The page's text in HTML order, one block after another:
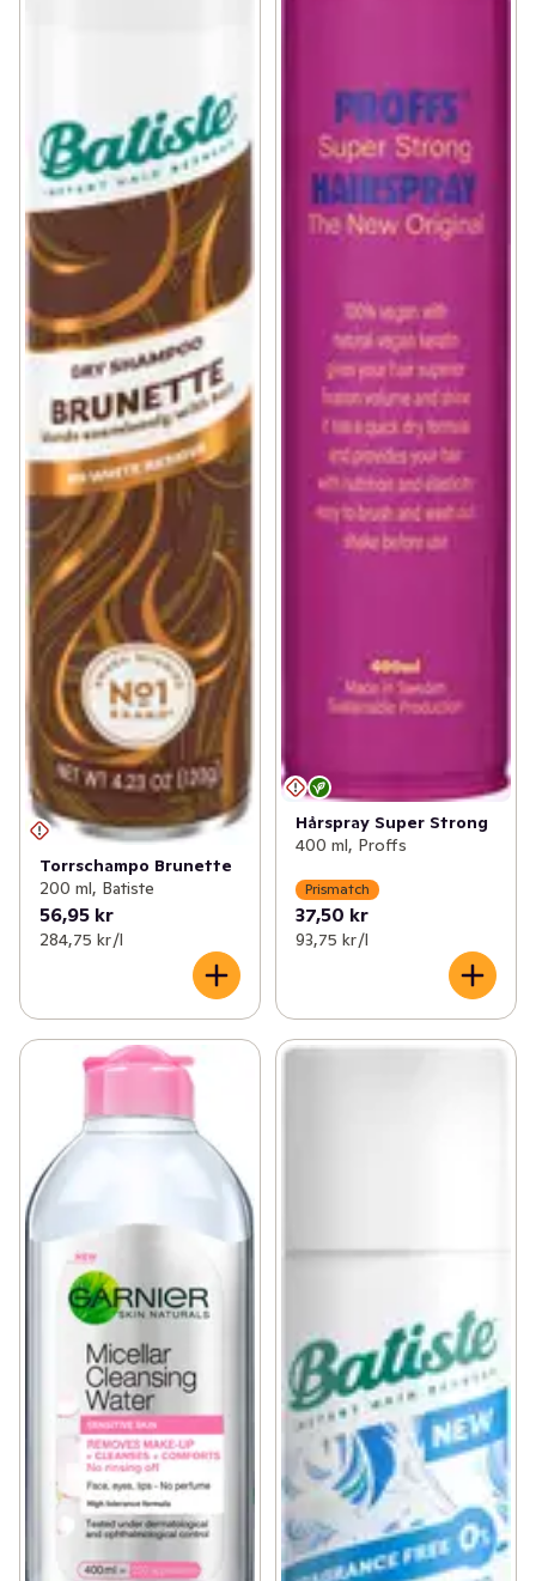
Torrschampo Brunette
200 ml, Batiste
56,95 kr
284,75 kr /l
Hårspray Super Strong
400 ml, Proffs
Prismatch
37,50 kr
93,75 kr /l